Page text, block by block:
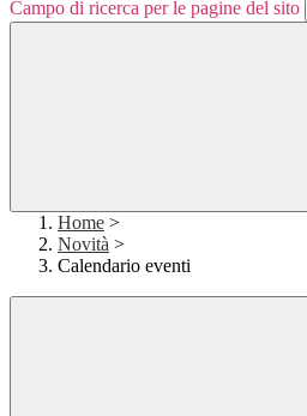
Campo di ricerca per le pagine del sito
Home >
Novità >
Calendario eventi